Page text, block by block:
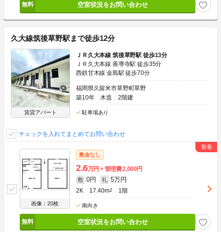
空室状況をお問い合わせ
久大線筑後草野駅まで徒歩12分
賃貸アパート
ＪＲ久大本線 筑後草野駅 徒歩13分
ＪＲ久大本線 善導寺駅 徒歩35分
西鉄甘木線 金島駅 徒歩70分
福岡県久留米市草野町草野
築10年
木造 2階建
駐車場あり
チェックを入れてまとめてお問い合わせ
画像：20枚
敷金なし
2.6万円 管理費2,000円
敷 0円 礼 5万円
2K 17.40m2 1階
南向き
空室状況をお問い合わせ